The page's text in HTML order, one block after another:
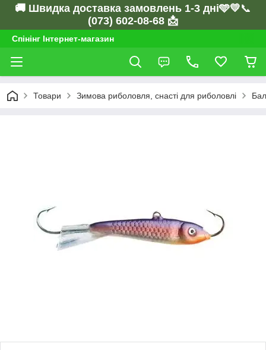
🚚 Швидка доставка замовлень 1-3 дні🩵💛📞
(073) 602-08-68 📩
Спінінг Інтернет-магазин
Товари Зимова риболовля, снасті для риболовлі